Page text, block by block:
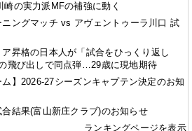
崎の実力派MFの補強に動く
ニングマッチ vs アヴェントゥーラ川口 試
ア昇格の日本人が「試合をひっくり返し
飛び出しで同点弾…29歳に現地期待
ム】2026-27シーズンキャプテン決定のお知
合結果(富山新庄クラブ)のお知らせ
ランキングページを表示